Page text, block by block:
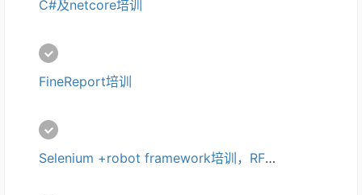
C#及netcore培训
FineReport培训
Selenium +robot framework培训，RFS培训